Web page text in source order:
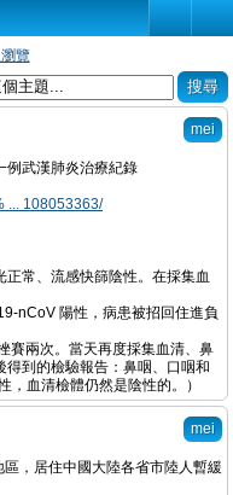
覽
mei
例武漢肺炎治療紀錄
... 108053363/
正常、流感快篩陰性。在採集血
nCoV 陽性，病患被招回住進負
賽兩次。當天再度採集血清、鼻
到的檢驗報告：鼻咽、口咽和
血清檢體仍然是陰性的。）
mei
，居住中國大陸各省市陸人暫緩